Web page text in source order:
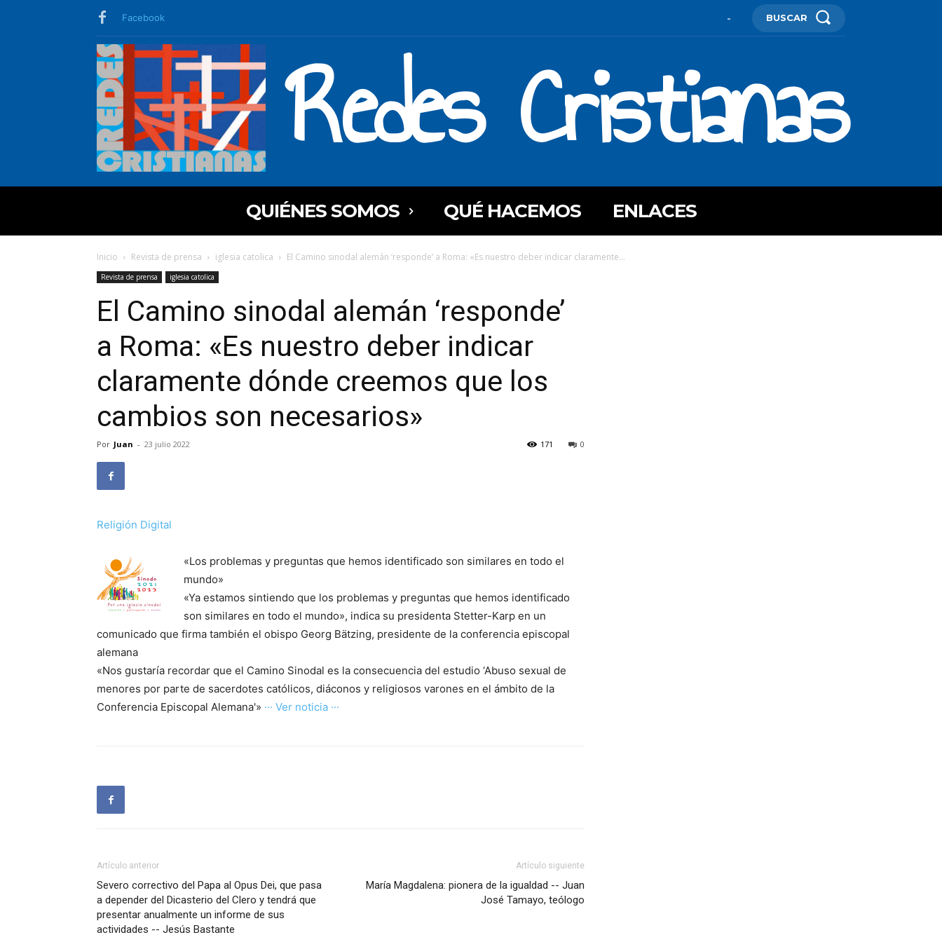
Facebook - BUSCAR
Redes Cristianas
QUIÉNES SOMOS QUÉ HACEMOS ENLACES
Inicio Revista de prensa iglesia catolica El Camino sinodal alemán ‘responde’ a Roma: «Es nuestro deber indicar claramente...
Revista de prensa iglesia catolica
El Camino sinodal alemán ‘responde’
a Roma: «Es nuestro deber indicar
claramente dónde creemos que los
cambios son necesarios»
Por Juan - 23 julio 2022 0
171
Religión Digital
«Los problemas y preguntas que hemos identificado son similares en todo el
mundo»
«Ya estamos sintiendo que los problemas y preguntas que hemos identificado
son similares en todo el mundo», indica su presidenta Stetter-Karp en un
comunicado que firma también el obispo Georg Bätzing, presidente de la conferencia episcopal
alemana
«Nos gustaría recordar que el Camino Sinodal es la consecuencia del estudio ‘Abuso sexual de
menores por parte de sacerdotes católicos, diáconos y religiosos varones en el ámbito de la
Conferencia Episcopal Alemana'» ··· Ver noticia ···
Artículo anterior
Severo correctivo del Papa al Opus Dei, que pasa
a depender del Dicasterio del Clero y tendrá que
presentar anualmente un informe de sus
actividades -- Jesús Bastante
Artículo siguiente
María Magdalena: pionera de la igualdad -- Juan
José Tamayo, teólogo